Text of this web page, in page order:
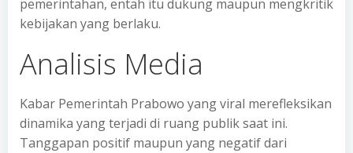
pemerintahan, entah itu dukung maupun mengkritik
kebijakan yang berlaku.
Analisis Media
Kabar Pemerintah Prabowo yang viral merefleksikan
dinamika yang terjadi di ruang publik saat ini.
Tanggapan positif maupun yang negatif dari